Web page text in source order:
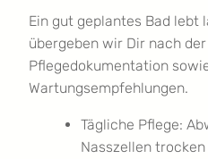
Ein gut geplantes Bad lebt
übergeben wir Dir nach
Pflegedokumentation
Wartungsempfehlungen.
Tägliche Pflege:
Nasszellen